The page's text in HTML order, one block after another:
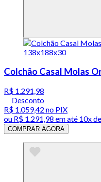
Colchão Casal Molas
R$ 1.291,98
Desconto
R$ 1.059,42 no PIX
ou R$ 1.291,98 em até 10x
COMPRAR AGORA